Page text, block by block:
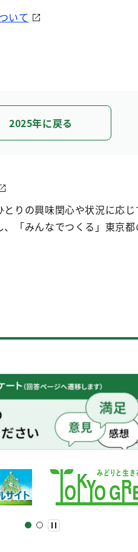
いて
2025年に戻る
とりの興味関心や状況に応
「みんなでつくる」東京都